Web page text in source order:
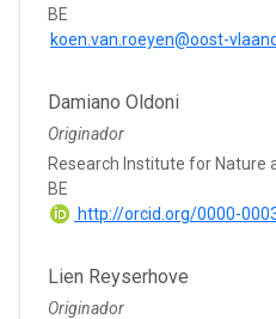
BE
koen.van.roeyen@oost-
Damiano Oldoni
Originador
Research Institute for Nature
BE
http://orcid.org/0000-
Lien Reyserhove
Originador